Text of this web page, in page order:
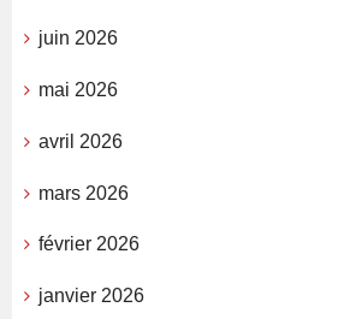
juin 2026
mai 2026
avril 2026
mars 2026
février 2026
janvier 2026